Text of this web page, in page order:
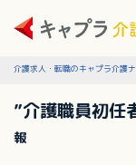
介護求人・転職のキャプラ介護
”介護職員初任
報